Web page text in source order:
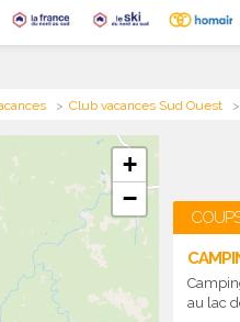
Club vacances Sud Ouest
+
−
au lac